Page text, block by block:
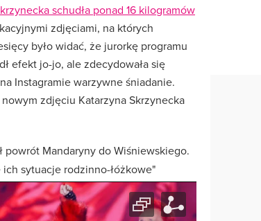
schudła ponad 16 kilogramów
zdjęciami, na których
było widać, że jurorkę programu
efekt jo-jo, ale zdecydowała się
Instagramie warzywne śniadanie.
zdjęciu Katarzyna Skrzynecka
powrót Mandaryny do Wiśniewskiego.
sytuacje rodzinno-łóżkowe"